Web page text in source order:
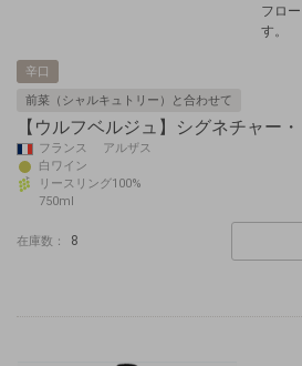
フロ
す。
辛口
前菜（シャルキュトリー）と合わせて
【ウルフベルジュ】シグネチャー
フランス アルザス
白ワイン
リースリング100%
750ml
在庫数： 8